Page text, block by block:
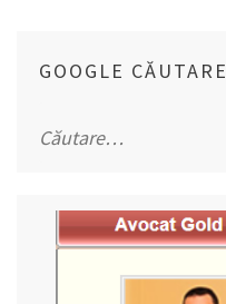
GOOGLE CĂUTARE
după: